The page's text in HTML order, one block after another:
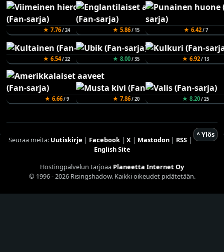
★ 7.76/ 24 ★ 5.86/ 15 ★ 6.42/ 7
★ 6.54/ 22 ★ 8.00/ 35 ★ 6.92/ 13
★ 6.66/ 9 ★ 7.86/ 20 ★ 8.20/ 25
^ Ylös
Seuraa meitä: Uutiskirje | Facebook| X| Mastodon| RSS|
English Site
Hostingpalvelun tarjoaa Planeetta Internet Oy
© 1996 - 2026 Risingshadow. Kaikki oikeudet pidätetään.